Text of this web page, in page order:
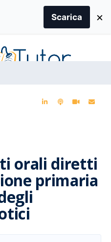
orali diretti
primaria
Scarica ×